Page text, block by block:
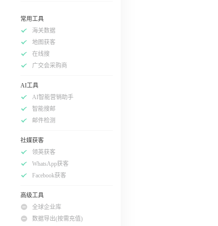
常用工具
海关数据
地图获客
在线搜
广交会采购商
AI工具
AI智能营销助手
智能搜邮
邮件检测
社媒获客
领英获客
WhatsApp获客
Facebook获客
高级工具
全球企业库
数据导出(按需充值)